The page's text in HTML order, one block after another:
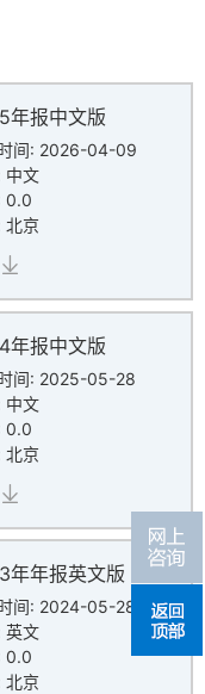
年报中文版
间: 2026-04-09
中文
0.0
北京
年报中文版
间: 2025-05-28
中文
0.0
北京
年年报英文版
间: 2024-05-28
英文
0.0
北京